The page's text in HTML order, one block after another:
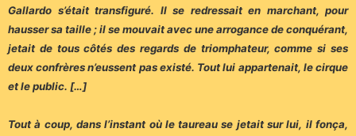
Gallardo s’était transfiguré. Il se redressait en marchant, pour
hausser sa taille ; il se mouvait avec une arrogance de conquérant,
jetait de tous côtés des regards de triomphateur, comme si ses
deux confrères n’eussent pas existé. Tout lui appartenait, le cirque
et le public. […]
Tout à coup, dans l’instant où le taureau se jetait sur lui, il fonça,